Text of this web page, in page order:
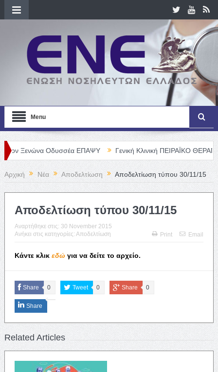
Menu
Οδυσσέα ΕΠΑΨΥ Γενική Κλινική ΠΕΙΡΑΪΚΟ
Αρχική Νέα Αποδελτίωση Αποδελτίωση τύπου 30/11/15
Αποδελτίωση τύπου 30/11/15
Αναρτήθηκε στις: 30 November 2015
Ανήκει στις κατηγορίες: Αποδελτίωση Print Email
Κάντε κλικ εδώγια να δείτε το αρχείο.
Share 0 Tweet 0 Share 0
Share
Related Articles